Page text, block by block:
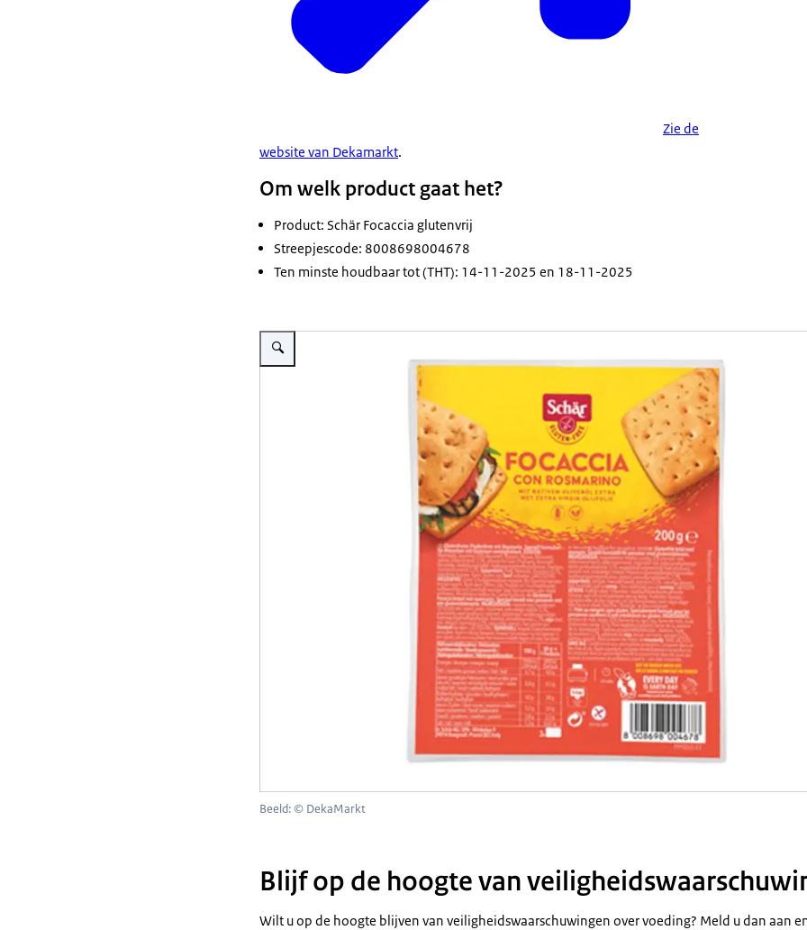
Zie de
website van Dekamarkt.
Om welk product gaat het?
Product: Schär Focaccia glutenvrij
Streepjescode: 8008698004678
Ten minste houdbaar tot (THT): 14-11-2025 en 18-11-2025
Vergroot afbeelding Focaccia in plastic verpakking
Beeld: © DekaMarkt
Blijf op de hoogte van
Wilt u op de hoogte blijven van veiligheidswaarschuwingen over voeding? Meld u dan aan